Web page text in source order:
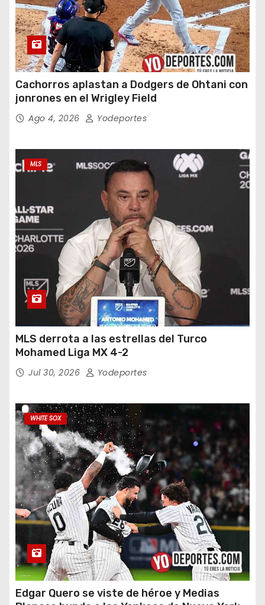
Cachorros aplastan a Dodgers de Ohtani con
jonrones en el Wrigley Field
Ago 4, 2026 Yodeportes
MLS
MLS derrota a las estrellas del Turco
Mohamed Liga MX 4-2
Jul 30, 2026 Yodeportes
WHITE SOX
Edgar Quero se viste de héroe y Medias